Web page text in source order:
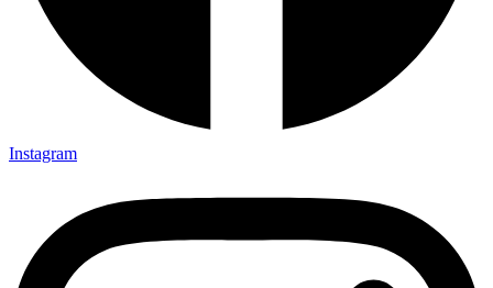
Instagram